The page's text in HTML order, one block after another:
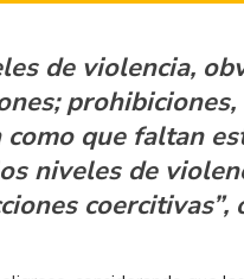
de violencia,
que faltan
niveles de
coercitivas”,